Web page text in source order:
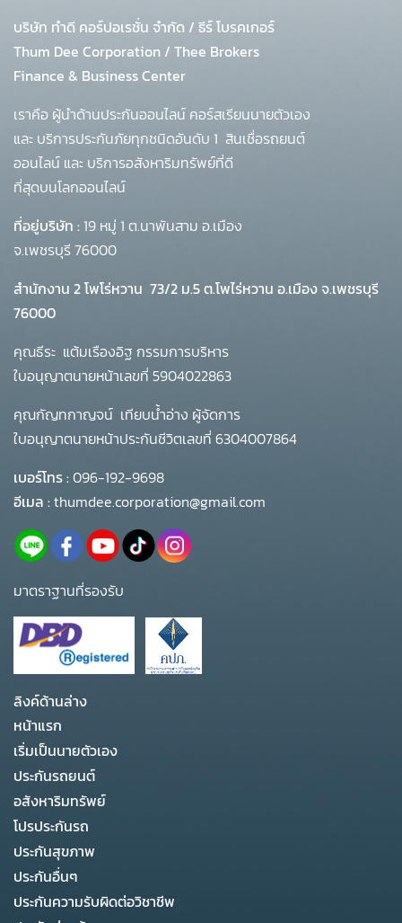
บริษัท ทำดี คอร์ปอเรชั่น จำกัด / ธีร์ โบรคเกอร์
Thum Dee Corporation / Thee Brokers
Finance & Business Center
เราคือ ผู้นำด้านประกันออนไลน์ คอร์สเรียนนายตัวเอง
และ บริการประกันภัยทุกชนิดอันดับ 1 สินเชื่อรถยนต์
ออนไลน์ และ บริการอสังหาริมทรัพย์ที่ดี
ที่สุดบนโลกออนไลน์
ที่อยู่บริษัท : 19 หมู่ 1 ต.นาพันสาม อ.เมือง
จ.เพชรบุรี 76000
สำนักงาน 2 โพโร่หวาน 73/2 ม.5 ต.โพไร่หวาน อ.เมือง จ.เพชรบุรี
76000
คุณธีระ แต้มเรืองอิฐ กรรมการบริหาร
ใบอนุญาตนายหน้าเลขที่ 5904022863
คุณกัญทกาญจน์ เทียบน้ำอ่าง ผู้จัดการ
ใบอนุญาตนายหน้าประกันชีวิตเลขที่ 6304007864
เบอร์โทร :096-192-9698
อีเมล :thumdee.corporation@gmail.com
มาตราฐานที่รองรับ
ลิงค์ด้านล่าง
หน้าแรก
เริ่มเป็นนายตัวเอง
ประกันรถยนต์
อสังหาริมทรัพย์
โปรประกันรถ
ประกันสุขภาพ
ประกันอื่นๆ
ประกันความรับผิดต่อวิชาชีพ